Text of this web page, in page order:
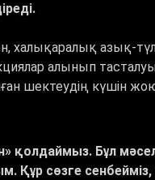
халықаралық азық-
алынып
шектеудің күшін
қолдаймыз. Бұл
сөзге сенбейміз,